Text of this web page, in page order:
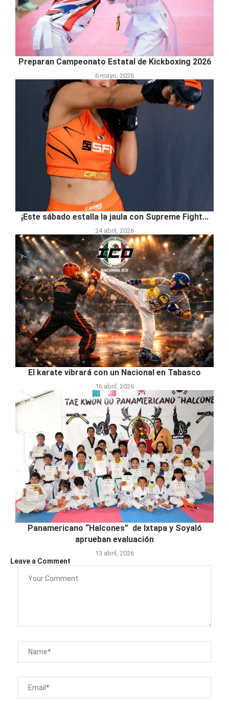
Preparan Campeonato Estatal de Kickboxing 2026
6 mayo, 2026
¡Este sábado estalla la jaula con Supreme Fight...
24 abril, 2026
El karate vibrará con un Nacional en Tabasco
16 abril, 2026
Panamericano “Halcones” de Ixtapa y Soyaló
aprueban evaluación
13 abril, 2026
Leave a Comment